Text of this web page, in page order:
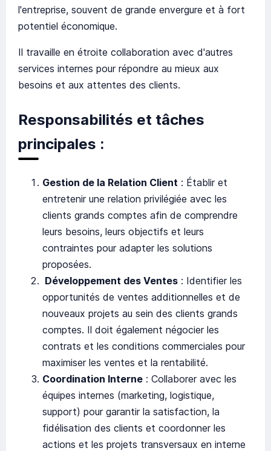
l'entreprise, souvent de grande envergure et à fort
potentiel économique.
Il travaille en étroite collaboration avec d'autres
services internes pour répondre au mieux aux
besoins et aux attentes des clients.
Responsabilités et tâches
principales :
Gestion de la Relation Client : Établir et
entretenir une relation privilégiée avec les
clients grands comptes afin de comprendre
leurs besoins, leurs objectifs et leurs
contraintes pour adapter les solutions
proposées.
Développement des Ventes : Identifier les
opportunités de ventes additionnelles et de
nouveaux projets au sein des clients grands
comptes. Il doit également négocier les
contrats et les conditions commerciales pour
maximiser les ventes et la rentabilité.
Coordination Interne : Collaborer avec les
équipes internes (marketing, logistique,
support) pour garantir la satisfaction, la
fidélisation des clients et coordonner les
actions et les projets transversaux en interne